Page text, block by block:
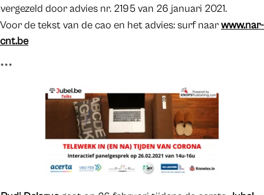
vergezeld door advies nr. 2195 van 26 januari 2021.
Voor de tekst van de cao en het advies: surf naarwww.nar-
cnt.be
***